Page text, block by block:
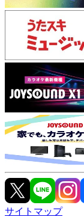
サイトマップ